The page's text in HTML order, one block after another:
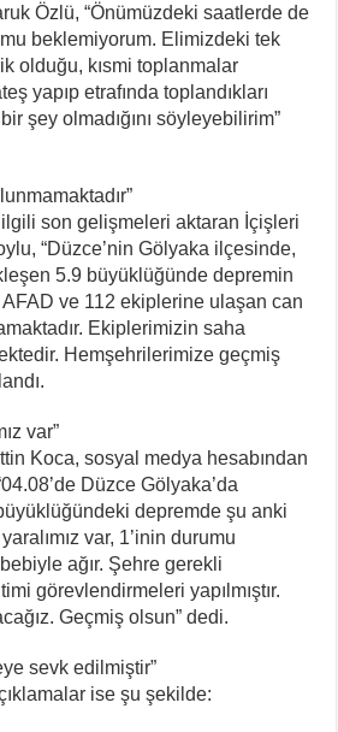
Özlü, “Önümüzdeki saatlerde de
beklemiyorum. Elimizdeki tek
olduğu, kısmi toplanmalar
yapıp etrafında toplandıkları
şey olmadığını söyleyebilirim”
son gelişmeleri aktaran İçişleri
“Düzce’nin Gölyaka ilçesinde,
5.9 büyüklüğünde depremin
ve 112 ekiplerine ulaşan can
Ekiplerimizin saha
Hemşehrilerimize geçmiş
var”
Koca, sosyal medya hesabından
Düzce Gölyaka’da
depremde şu anki
var, 1’inin durumu
ağır. Şehre gerekli
görevlendirmeleri yapılmıştır.
Geçmiş olsun” dedi.
sevk edilmiştir”
ise şu şekilde: